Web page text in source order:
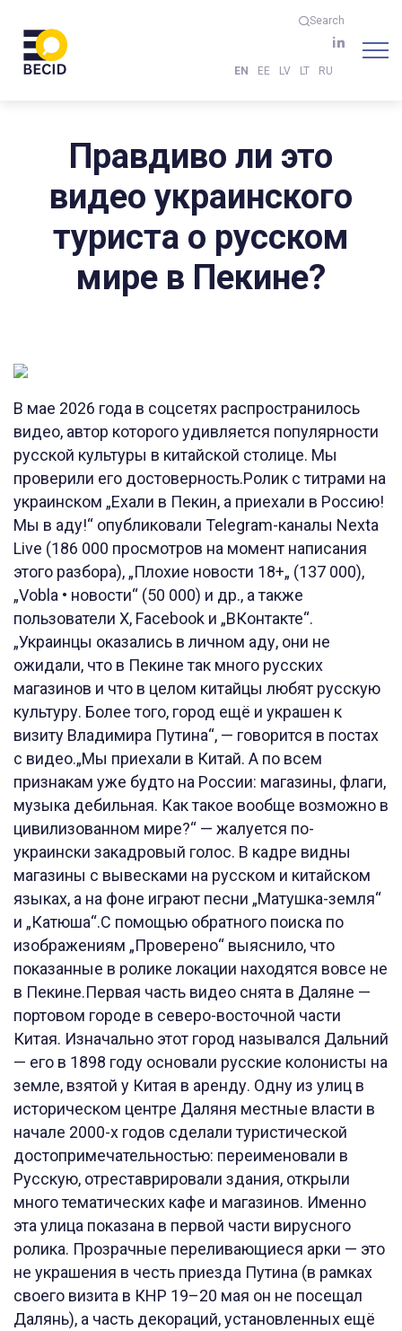
Search
EN EE LV LT RU
Правдиво ли это
видео украинского
туриста о русском
мире в Пекине?
В мае 2026 года в соцсетях распространилось
видео, автор которого удивляется популярности
русской культуры в китайской столице. Мы
проверили его достоверность.Ролик с титрами на
украинском „Ехали в Пекин, а приехали в Россию!
Мы в аду!“ опубликовали Telegram-каналы Nexta
Live (186 000 просмотров на момент написания
этого разбора), „Плохие новости 18+„ (137 000),
„Vobla • новости“ (50 000) и др., а также
пользователи X, Facebook и „ВКонтакте“.
„Украинцы оказались в личном аду, они не
ожидали, что в Пекине так много русских
магазинов и что в целом китайцы любят русскую
культуру. Более того, город ещё и украшен к
визиту Владимира Путина“, — говорится в постах
с видео.„Мы приехали в Китай. А по всем
признакам уже будто на России: магазины, флаги,
музыка дебильная. Как такое вообще возможно в
цивилизованном мире?“ — жалуется по-
украински закадровый голос. В кадре видны
магазины с вывесками на русском и китайском
языках, а на фоне играют песни „Матушка-земля“
и „Катюша“.С помощью обратного поиска по
изображениям „Проверено“ выяснило, что
показанные в ролике локации находятся вовсе не
в Пекине.Первая часть видео снята в Даляне —
портовом городе в северо-восточной части
Китая. Изначально этот город назывался Дальний
— его в 1898 году основали русские колонисты на
земле, взятой у Китая в аренду. Одну из улиц в
историческом центре Даляня местные власти в
начале 2000-х годов сделали туристической
достопримечательностью: переименовали в
Русскую, отреставрировали здания, открыли
много тематических кафе и магазинов. Именно
эта улица показана в первой части вирусного
ролика. Прозрачные переливающиеся арки — это
не украшения в честь приезда Путина (в рамках
своего визита в КНР 19–20 мая он не посещал
Далянь), а часть декораций, установленных ещё